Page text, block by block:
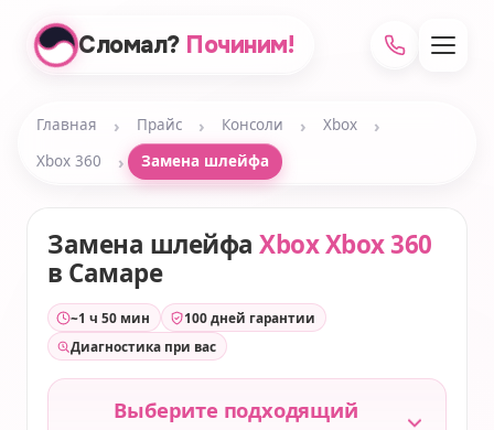
Сломал? Починим!
Главная › Прайс › Консоли › Xbox ›
Xbox 360 › Замена шлейфа
Замена шлейфа Xbox Xbox 360
в Самаре
~1 ч 50 мин
100 дней гарантии
Диагностика при вас
Выберите подходящий